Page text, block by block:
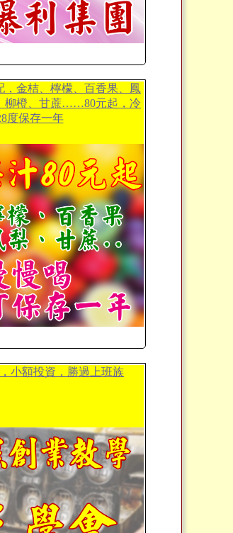
，金桔、檸檬、百香果、鳳
柳橙、甘蔗……80元起，冷
度保存一年
小額投資，勝過上班族